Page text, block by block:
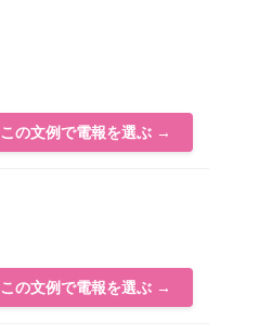
この文例で電報を選ぶ →
この文例で電報を選ぶ →